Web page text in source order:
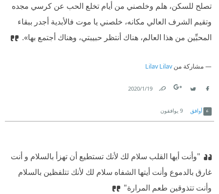
تصلح للسكن، هلم وخلصني من أيام تخلع الحب عن كرسي مجده
وتقيم الشرف العالي مكانه، خلصني يا موت فالأبدية أجدر ببقاء
المحبِّين من هذا العالم، هناك أنتظر حبيبتي، وهناك أجتمع بها».
مشاركة منLilav Lilav
19‏/1‏/2020
أوافق 9 يوافقون
"وأنت أيها القلب سلام لك لأنك تستطيع أن تهزأ بالسلام و أنت
غارق بالدموع وأنت أيتها الشفاه سلام لك لأنك تتلفظين بالسلام
وأنت تتذوقين طعم المرارة"